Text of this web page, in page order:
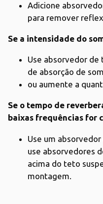
Adicione
para remover
Se a intensidade do
Use absorvedor
de absorção de
ou aumente a
Se o tempo de
baixas frequências for
Use um
use absorvedores
acima do teto
montagem.